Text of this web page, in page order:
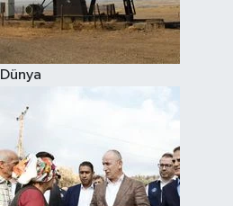
Dünya
Hava Durumu
Kadın
Kültür Sanat
Sağlık